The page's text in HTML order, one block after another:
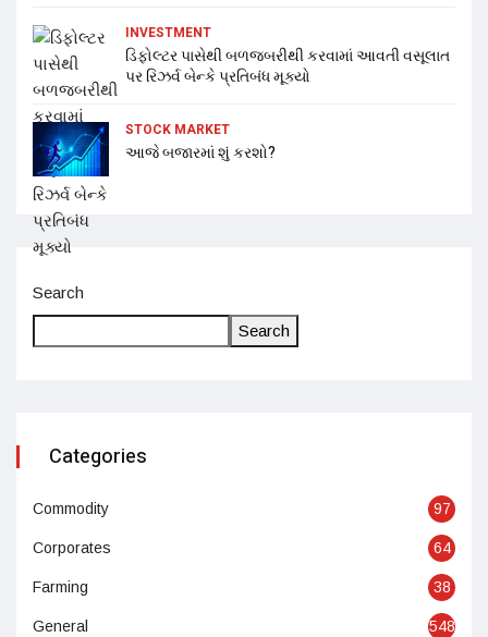
INVESTMENT
ડિફોલ્ટર પાસેથી બળજબરીથી કરવામાં આવતી વસૂલાત
પર રિઝર્વ બેન્કે પ્રતિબંધ મૂક્યો
STOCK MARKET
આજે બજારમાં શું કરશો?
Search
Search
Categories
Commodity 97
Corporates 64
Farming 38
General 548